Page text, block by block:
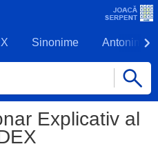
Sinonime Antonime
Explicativ al